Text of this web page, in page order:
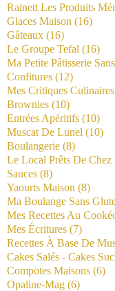
Rainett Les Produits
Glaces Maison (16)
Gâteaux (16)
Le Groupe Tefal (16)
Ma Petite Pâtisserie
Confitures (12)
Mes Critiques Culinaires
Brownies (10)
Entrées Apéritifs (10)
Muscat De Lunel (10)
Boulangerie (8)
Le Local Prêts De Chez
Sauces (8)
Yaourts Maison (8)
Ma Boulange Sans
Mes Recettes Au
Mes Écritures (7)
Recettes À Base De
Cakes Salés - Cakes
Compotes Maisons (6)
Opaline-Mag (6)